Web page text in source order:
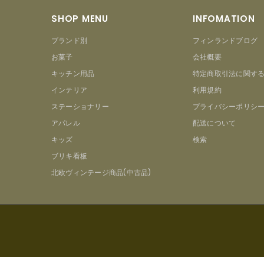
SHOP MENU
ブランド別
お菓子
キッチン用品
インテリア
ステーショナリー
アパレル
キッズ
ブリキ看板
北欧ヴィンテージ商品(中古品)
INFOMATION
フィンランドブログ
会社概要
特定商取引法に関す
利用規約
プライバシーポリシ
配送について
検索